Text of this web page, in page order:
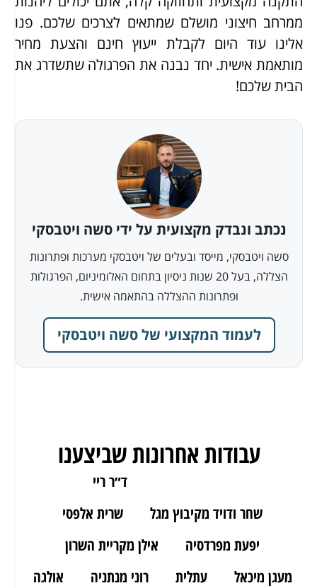
ממרחב חיצוני מושלם שמתאים לצרכים שלכם. פנו
אלינו עוד היום לקבלת ייעוץ חינם והצעת מחיר
מותאמת אישית. יחד נבנה את הפרגולה שתשדרג את
הבית שלכם!
נכתב ונבדק מקצועית על ידי סשה ויטבסקי
סשה ויטבסקי, מייסד ובעלים של ויטבסקי מערכות ופתרונות
הצללה, בעל 20 שנות ניסיון בתחום האלומיניום, הפרגולות
ופתרונות ההצללה בהתאמה אישית.
לעמוד המקצועי של סשה ויטבסקי
עבודות אחרונות שביצענו
ד״ר ריי
שחר ודויד מקיבוץ מגל
שרית אלפסי
יפעת מפרדסיה
אילן מקריית השרון
מעגן מיכאל
עתלית רוני מנתניה
אולגה